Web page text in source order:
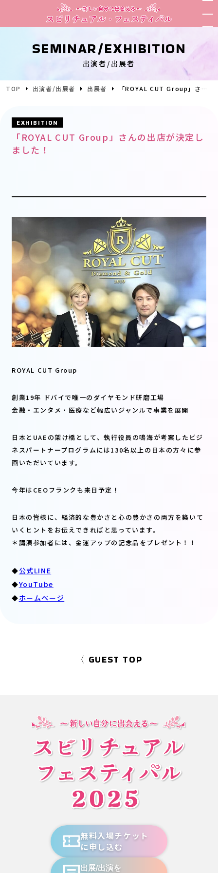
SEMINAR/EXHIBITION
出演者/出展者
TOP 出演者/出展者 出展者 「ROYAL CUT Group」さんの出店が決定しました！
EXHIBITION
「ROYAL CUT Group」さんの出店が決定し
ました！
ROYAL CUT Group
創業19年 ドバイで唯一のダイヤモンド研磨工場
金融・エンタメ・医療など幅広いジャンルで事業を展開
日本とUAEの架け橋として、執行役員の鳴海が考案したビジ
ネスパートナープログラムには130名以上の日本の方々に参
画いただいています。
今年はCEOフランクも来日予定！
日本の皆様に、経済的な豊かさと心の豊かさの両方を築いて
いくヒントをお伝えできればと思っています。
＊講演参加者には、金運アップの記念品をプレゼント！！
◆公式LINE
◆YouTube
◆ホームページ
〈 GUEST TOP
無料入場チケット
に申し込む
出展/出演を